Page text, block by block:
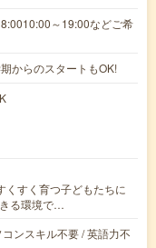
～19:00などご希
からのスタートもOK!
すく育つ子どもたちに
る環境で…
ンスキル不要 / 英語力不